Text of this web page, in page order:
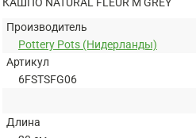
Производитель
Pottery Pots (Нидерланды)
Артикул
6FSTSFG06
Длина